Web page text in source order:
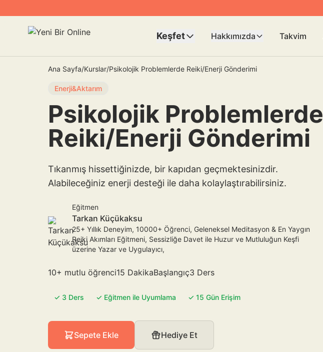
Keşfet Hakkımızda Takvim
Ana Sayfa/Kurslar/Psikolojik Problemlerde Reiki/Enerji Gönderimi
Enerji&Aktarım
Psikolojik Problemlerde
Reiki/Enerji Gönderimi
Tıkanmış hissettiğinizde, bir kapıdan geçmektesinizdir.
Alabileceğiniz enerji desteği ile daha kolaylaştırabilirsiniz.
Eğitmen
Tarkan Küçükaksu
25+ Yıllık Deneyim, 10000+ Öğrenci, Geleneksel Meditasyon & En Yaygın
Reiki Akımları Eğitmeni, Sessizliğe Davet ile Huzur ve Mutluluğun Keşfi
üzerine Yazar ve Uygulayıcı,
10+ mutlu öğrenci15 DakikaBaşlangıç3 Ders
✓ 3 Ders ✓ Eğitmen ile Uyumlama ✓ 15 Gün Erişim
Sepete Ekle Hediye Et